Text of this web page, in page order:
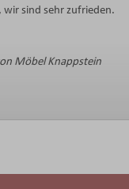
wir sind sehr zufrieden.
Möbel Knappstein